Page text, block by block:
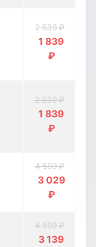
2 539 ₽
1 839
₽
2 539 ₽
1 839
₽
4 599 ₽
3 029
₽
4 599 ₽
3 139